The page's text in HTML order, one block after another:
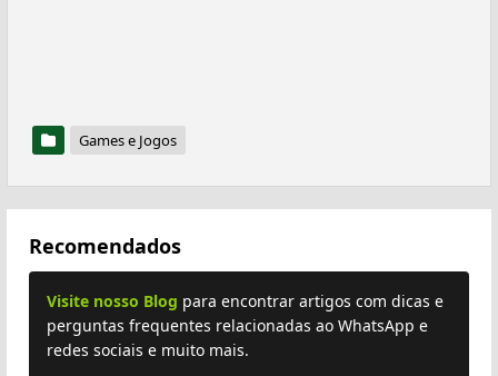
Games e Jogos
Recomendados
Visite nosso Blog para encontrar artigos com dicas e
perguntas frequentes relacionadas ao WhatsApp e
redes sociais e muito mais.